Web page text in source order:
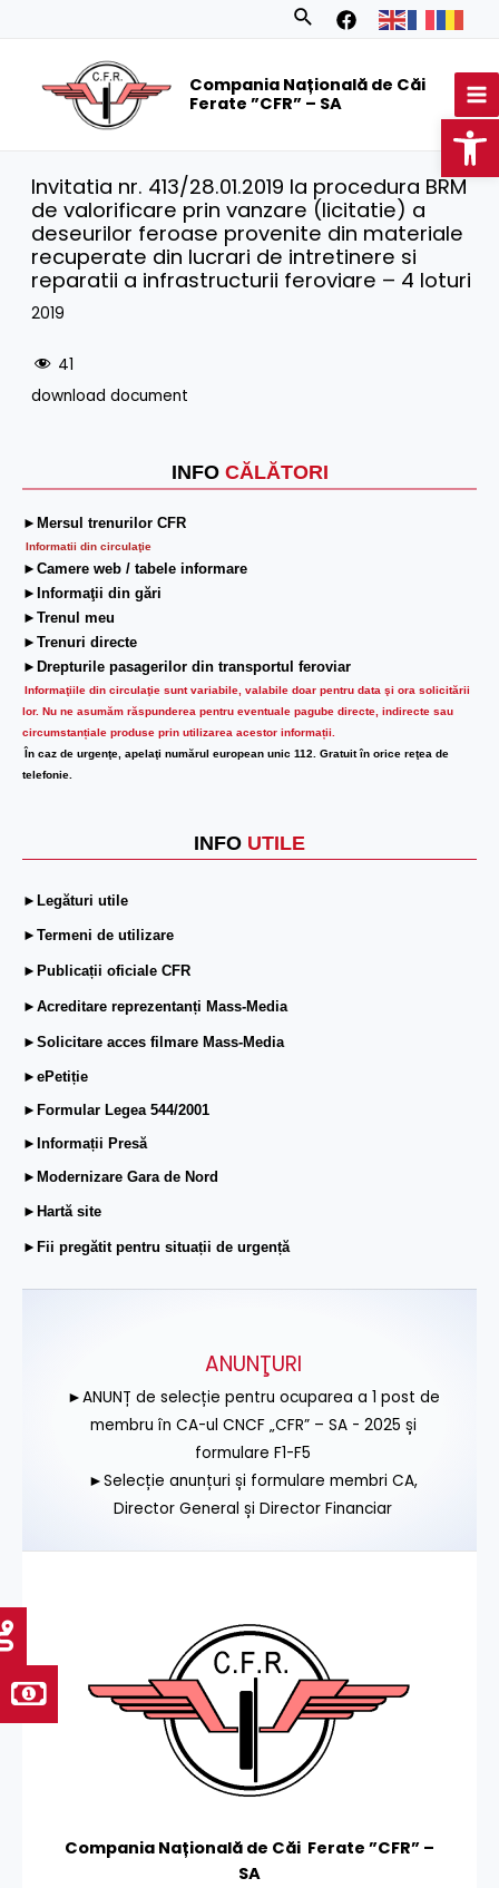
Search
Compania Națională de Căi
Ferate ”CFR” – SA
INFO CĂLĂTORI
►Mersul trenurilor CFR
Informatii din circulaţie
►Camere web / tabele informare
►Informaţii din gări
►Trenul meu
►Trenuri directe
►Drepturile pasagerilor din transportul feroviar
Informaţiile din circulaţie sunt variabile, valabile doar pentru data şi ora solicitării
lor. Nu ne asumăm răspunderea pentru eventuale pagube directe, indirecte sau
circumstanțiale produse prin utilizarea acestor informații.
În caz de urgenţe, apelaţi numărul european unic 112. Gratuit în orice reţea de
telefonie.
INFO UTILE
►Legături utile
►Termeni de utilizare
►Publicații oficiale CFR
►Acreditare reprezentanți Mass-Media
►Solicitare acces filmare Mass-Media
►ePetiție
►Formular Legea 544/2001
►Informații Presă
►Modernizare Gara de Nord
►Hartă site
►Fii pregătit pentru situații de urgență
Invitatia nr. 413/28.01.2019 la procedura BRM
de valorificare prin vanzare (licitatie) a
deseurilor feroase provenite din materiale
recuperate din lucrari de intretinere si
reparatii a infrastructurii feroviare – 4 loturi
2019
41
download document
ANUNŢURI
►ANUNȚ de selecție pentru ocuparea a 1 post de
membru în CA-ul CNCF „CFR” – SA - 2025 și
formulare F1-F5
►Selecție anunțuri și formulare membri CA,
Director General și Director Financiar
Compania Națională de Căi Ferate ”CFR” –
SA